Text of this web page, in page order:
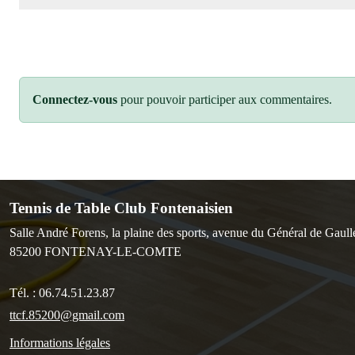
Connectez-vous pour pouvoir participer aux commentaires.
Tennis de Table Club Fontenaisien
Salle André Forens, la plaine des sports, avenue du Général de
85200 FONTENAY-LE-COMTE
Tél. : 06.74.51.23.87
ttcf.85200@gmail.com
Informations légales